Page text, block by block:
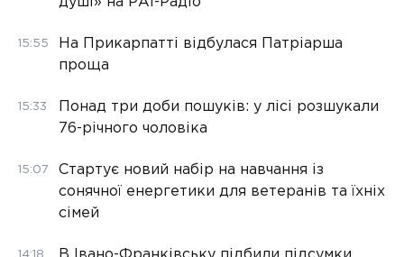
15:55
На Прикарпатті відбулася Патріарша
проща
15:33
Понад три доби пошуків: у лісі розшукали
76-річного чоловіка
15:07
Стартує новий набір на навчання із
сонячної енергетики для ветеранів та їхніх
сімей
14:18